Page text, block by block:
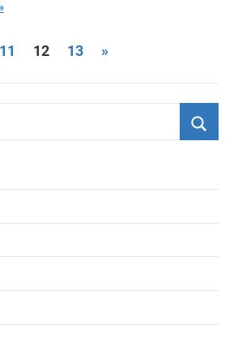
11 12 13
Next
»